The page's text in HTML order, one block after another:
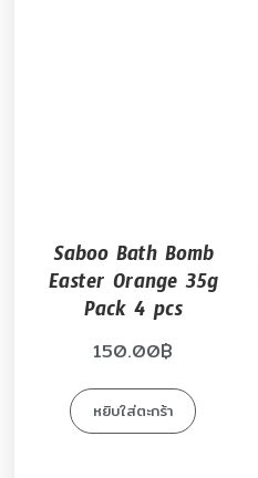
Saboo Bath Bomb
Easter Orange 35g
Pack 4 pcs
150.00฿
หยิบใส่ตะกร้า